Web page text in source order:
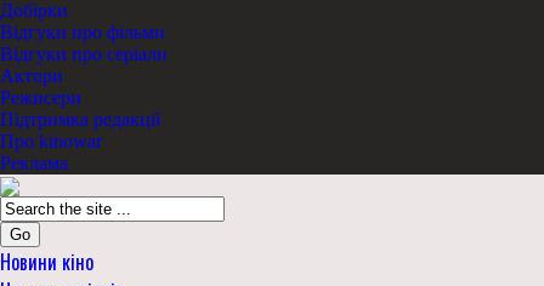
Добірки
Відгуки про фільми
Відгуки про серіали
Актори
Режисери
Підтримка редакції
Про kinowar
Реклама
Go
Новини кіно